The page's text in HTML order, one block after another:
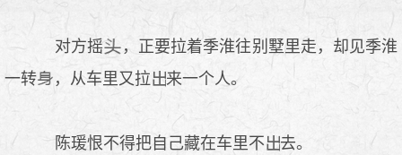
对方摇
，正要拉着季淮往别墅里走，却见季淮
一转
，从车里又拉 来一个人。
陈瑗恨不得把自己藏在车里不 去。